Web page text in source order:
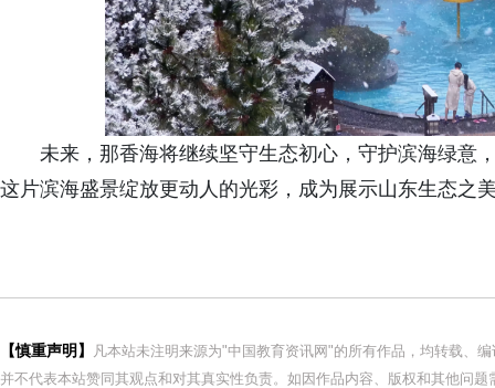
未来，那香海将继续坚守生态初心，守护滨海绿意
这片滨海盛景绽放更动人的光彩，成为展示山东生态之
【慎重声明】
凡本站未注明来源为"中国教育资讯网"的所有作品，均转载、
并不代表本站赞同其观点和对其真实性负责。如因作品内容、版权和其他问